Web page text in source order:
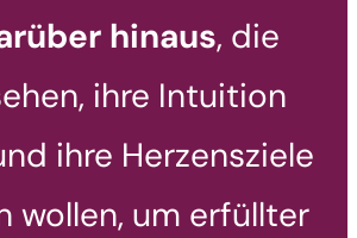
hinaus, die
ihre Intuition
ihre Herzensziele
wollen, um erfüllter